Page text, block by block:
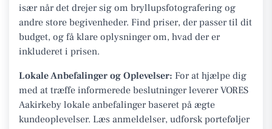
især når det drejer sig om bryllupsfotografering og
andre store begivenheder. Find priser, der passer til dit
budget, og få klare oplysninger om, hvad der er
inkluderet i prisen.
Lokale Anbefalinger og Oplevelser: For at hjælpe dig
med at træffe informerede beslutninger leverer VORES
Aakirkeby lokale anbefalinger baseret på ægte
kundeoplevelser. Læs anmeldelser, udforsk porteføljer